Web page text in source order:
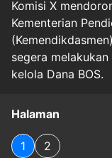
Komisi X
Kementerian
segera
kelola Dana BOS.
Halaman
1 2